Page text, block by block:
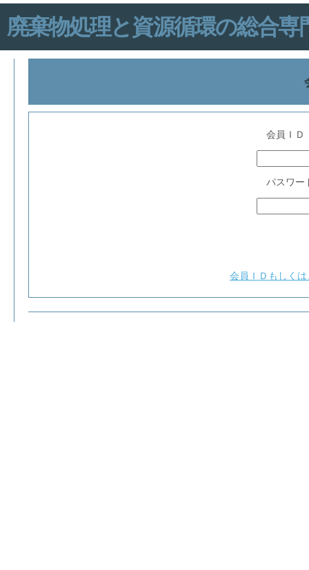
廃棄物処理と資源循環の総合専
会員ＩＤ
パスワー
会員ＩＤもしく